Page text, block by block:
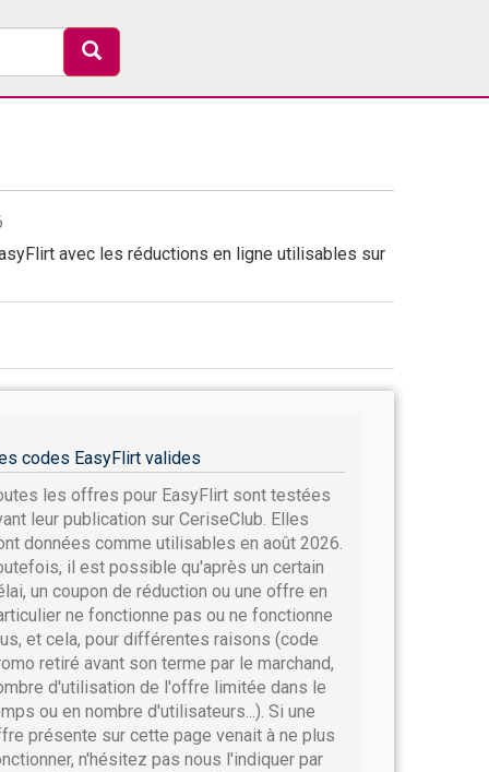
avec les réductions en ligne utilisables sur
codes EasyFlirt valides
les offres pour EasyFlirt sont testées
leur publication sur CeriseClub. Elles
données comme utilisables en août 2026.
il est possible qu'après un certain
un coupon de réduction ou une offre en
ne fonctionne pas ou ne fonctionne
et cela, pour différentes raisons (code
retiré avant son terme par le marchand,
d'utilisation de l'offre limitée dans le
ou en nombre d'utilisateurs...). Si une
présente sur cette page venait à ne plus
n'hésitez pas nous l'indiquer par